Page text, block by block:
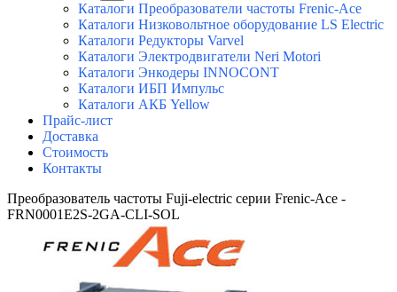
Каталоги Преобразователи частоты Frenic-Ace
Каталоги Низковольтное оборудование LS Electric
Каталоги Редукторы Varvel
Каталоги Электродвигатели Neri Motori
Каталоги Энкодеры INNOCONT
Каталоги ИБП Импульс
Каталоги АКБ Yellow
Прайс-лист
Доставка
Стоимость
Контакты
Преобразователь частоты Fuji-electric серии Frenic-Ace -
FRN0001E2S-2GA-CLI-SOL